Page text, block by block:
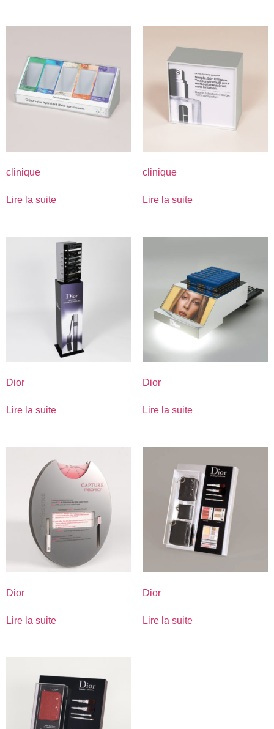
clinique
Lire la suite
clinique
Lire la suite
Dior
Lire la suite
Dior
Lire la suite
Dior
Lire la suite
Dior
Lire la suite